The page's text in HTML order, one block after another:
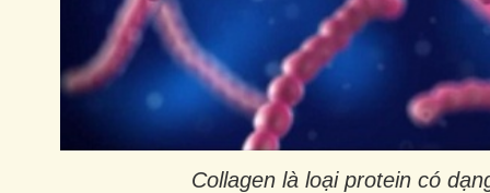
Collagen là loại protein có